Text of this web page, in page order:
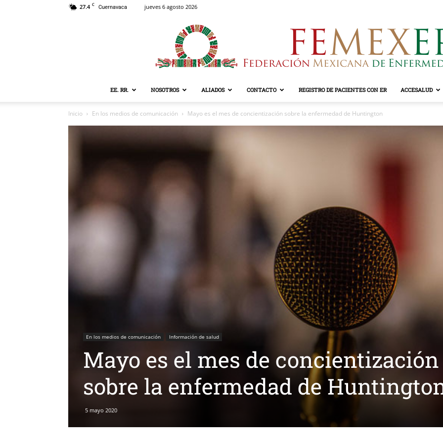
27.4 C Cuernavaca jueves 6 agosto 2026
EE. RR. NOSOTROS ALIADOS CONTACTO REGISTRO DE PACIENTES CON ER ACCESALUD
Inicio En los medios de comunicación Mayo es el mes de concientización sobre la enfermedad de Huntington
En los medios de comunicación Información de salud
Mayo es el mes de concientización
sobre la enfermedad de
5 mayo 2020